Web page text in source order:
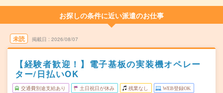
お探しの条件に近い派遣のお仕事
未読 掲載日 2026/08/07
【経験者歓迎！】電子基板の実装機オペレー
ター/日払いOK
交通費別途支給あり 土日祝日が休み 残業なし WEB登録OK